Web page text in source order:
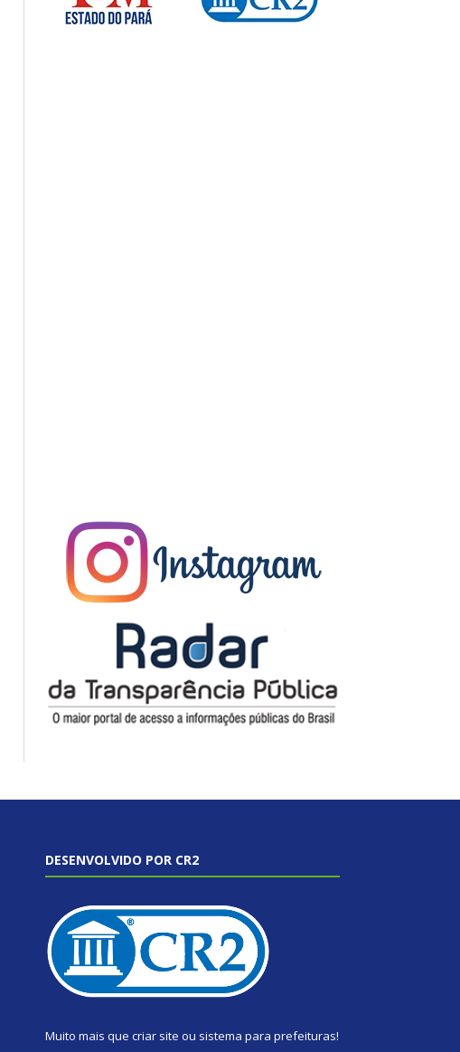
DESENVOLVIDO POR CR2
Muito mais que criar site ou sistema para prefeituras!